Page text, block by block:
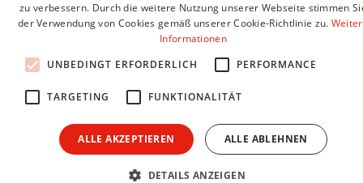
zu verbessern. Durch die weitere Nutzung unserer Webseite stimmen
der Verwendung von Cookies gemäß unserer Cookie-Richtlinie zu.
Informationen
UNBEDINGT ERFORDERLICH
PERFORMANCE
TARGETING FUNKTIONALITÄT
ALLE AKZEPTIEREN ALLE ABLEHNEN
DETAILS ANZEIGEN